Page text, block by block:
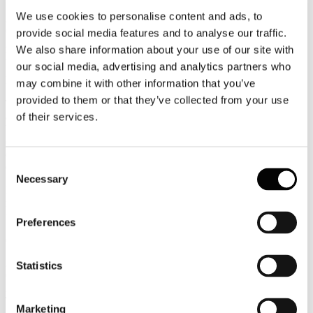
We use cookies to personalise content and ads, to
provide social media features and to analyse our traffic.
We also share information about your use of our site with
our social media, advertising and analytics partners who
may combine it with other information that you’ve
provided to them or that they’ve collected from your use
of their services.
Selection
Necessary
Preferences
Statistics
Marketing
24
Giugno
2014
FS Italiane
Rinnovata la partnership tra Trenitalia e Air Canada
Trenitalia ha rinnovato l’accordo con Air Canada che prevede
agevolazioni tariffarie per i passeggeri in partenza da Fiumicino,
Per ottenere l’agevolazione oggetto dell’accordo il cliente potrà
ferroviari ed aerei.